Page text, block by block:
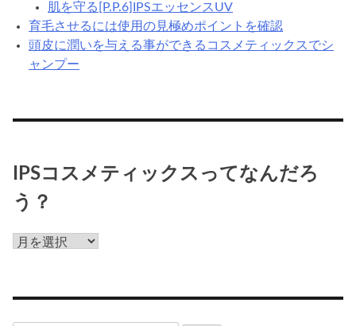
肌を守る[P.P.6]IPSエッセンスUV
育毛させるには使用の見極めポイントを確認
頭皮に潤いを与える事ができるコスメティックスでシ
ャンプー
IPSコスメティックスってなんだろ
う？
IPS
メ